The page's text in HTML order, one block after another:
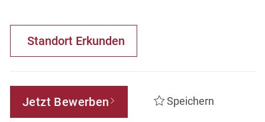
Standort Erkunden
Jetzt Bewerben Speichern